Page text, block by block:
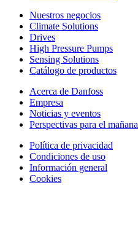
Nuestros negocios
Climate Solutions
Drives
High Pressure Pumps
Sensing Solutions
Catálogo de productos
Acerca de Danfoss
Empresa
Noticias y eventos
Perspectivas para el mañana
Política de privacidad
Condiciones de uso
Información general
Cookies